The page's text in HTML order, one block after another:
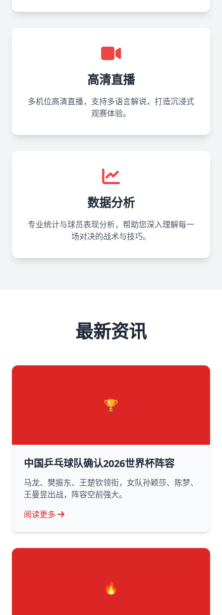
高清直播
多机位高清直播，支持多语言解说，打造沉浸式
观赛体验。
数据分析
专业统计与球员表现分析，帮助您深入理解每一
场对决的战术与技巧。
最新资讯
🏆
中国乒乓球队确认2026世界杯阵容
马龙、樊振东、王楚钦领衔，女队孙颖莎、陈梦、
王曼昱出战，阵容空前强大。
阅读更多
🔥